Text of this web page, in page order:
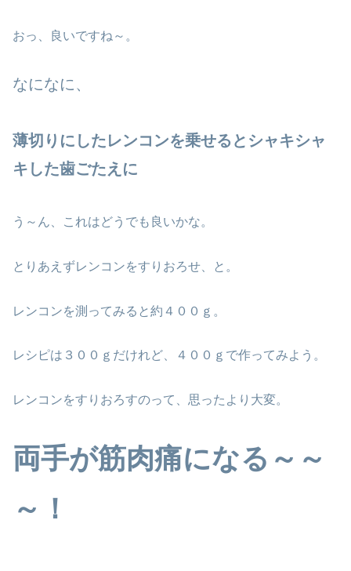
おっ、良いですね～。
なになに、
薄切りにしたレンコンを乗せるとシャキシャ
キした歯ごたえに
う～ん、これはどうでも良いかな。
とりあえずレンコンをすりおろせ、と。
レンコンを測ってみると約４００ｇ。
レシピは３００ｇだけれど、４００ｇで作ってみよう。
レンコンをすりおろすのって、思ったより大変。
両手が筋肉痛になる～～
～！